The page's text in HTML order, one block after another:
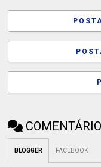
BLOGGER FACEBOOK